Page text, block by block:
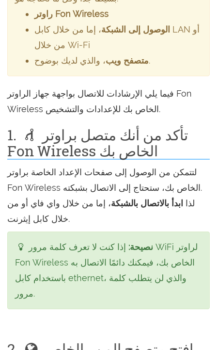
راوتر Fon Wireless
الوصول إلى الشبكة، إما من خلال كابل LAN أو
من خلال Wi-Fi
متصفح ويب، والذي لديك بوضوح.
فيما يلي الإرشادات للاتصال بواجهة جهاز الراوتر Fon
Wireless الخاص بك للإعدادات والتشخيص.
1.
Fon Wireless الخاص بك
لتتمكن من الوصول إلى صفحات الإعداد الخاصة براوتر
Fon Wireless الخاص بك، ستحتاج إلى الاتصال بشبكته.
لذا ابدأ بالاتصال بالشبكة، إما من خلال واي فاي أو من
خلال كابل إيثرنت.
نصيحة: إذا كنت لا تعرف كلمة مرور WiFi لراوتر
Fon Wireless الخاص بك، فيمكنك دائمًا الاتصال به
باستخدام كابل ethernet، والذي لن يتطلب كلمة
مرور.